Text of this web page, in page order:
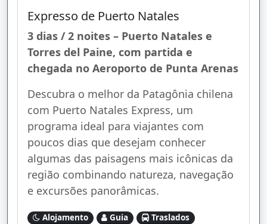
Expresso de Puerto Natales
3 dias / 2 noites – Puerto Natales e
Torres del Paine, com partida e
chegada no Aeroporto de Punta Arenas
Descubra o melhor da Patagônia chilena
com Puerto Natales Express, um
programa ideal para viajantes com
poucos dias que desejam conhecer
algumas das paisagens mais icônicas da
região combinando natureza, navegação
e excursões panorâmicas.
Alojamento Guia
Traslados